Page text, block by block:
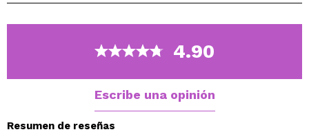
bronceador versátil que te ayudará a definir tus
facciones de forma sutil y darle a tu piel un
aspecto bronceado natural de acabado mate. Su
es modulable y no deja parches.
iluminador ligeramente dorado y sutil con un glow
4.90
Escribe una opinión
Resumen de reseñas